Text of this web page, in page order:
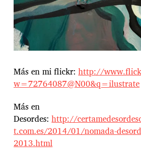
Más en mi flickr: http://
w=72764087@N00&q=ilustrate
Más en
Desordes: http://
t.com.es/2014/01/nomada-
2013.html